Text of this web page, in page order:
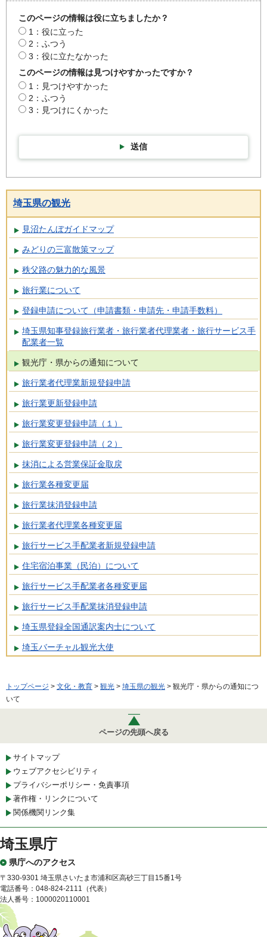
このページの情報は役に立ちましたか？
1：役に立った
2：ふつう
3：役に立たなかった
このページの情報は見つけやすかったですか？
1：見つけやすかった
2：ふつう
3：見つけにくかった
送信
埼玉県の観光
見沼たんぼガイドマップ
みどりの三富散策マップ
秩父路の魅力的な風景
旅行業について
登録申請について（申請書類・申請先・申請手数料）
埼玉県知事登録旅行業者・旅行業者代理業者・旅行サービス手
配業者一覧
観光庁・県からの通知について
旅行業者代理業新規登録申請
旅行業更新登録申請
旅行業変更登録申請（１）
旅行業変更登録申請（２）
抹消による営業保証金取戻
旅行業各種変更届
旅行業抹消登録申請
旅行業者代理業各種変更届
旅行サービス手配業者新規登録申請
住宅宿泊事業（民泊）について
旅行サービス手配業者各種変更届
旅行サービス手配業抹消登録申請
埼玉県登録全国通訳案内士について
埼玉バーチャル観光大使
トップページ > 文化・教育 > 観光 > 埼玉県の観光 > 観光庁・県からの通知につ
いて
ページの先頭へ戻る
サイトマップ
ウェブアクセシビリティ
プライバシーポリシー・免責事項
著作権・リンクについて
関係機関リンク集
埼玉県庁
県庁へのアクセス
〒330-9301 埼玉県さいたま市浦和区高砂三丁目15番1号
電話番号：048-824-2111（代表）
法人番号：1000020110001